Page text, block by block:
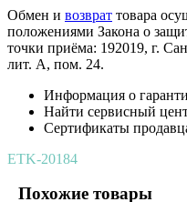
Обмен и возврат товара
положениями Закона о
точки приёма: 192019, г.
лит. А, пом. 24.
Информация о
Найти сервисный
Сертификаты
ETK-20184
Похожие товары